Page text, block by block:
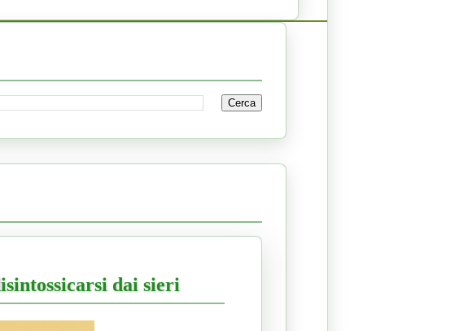
dai sieri